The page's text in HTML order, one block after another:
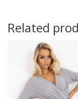
Related